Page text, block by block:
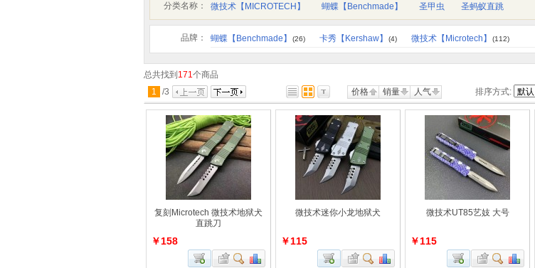
分类名称： 微技术【MICROTECH】 蝴蝶【Benchmade】 圣甲虫 圣蚂蚁直跳
品牌： 蝴蝶【Benchmade】 (26) 卡秀【Kershaw】 (4) 微技术【Microtech】 (112)
总共找到 171个商品
1
/3 价格 销量 人气 排序方式:
复刻Microtech 微技术地狱犬
直跳刀
￥158
微技术迷你小龙地狱犬
￥115
微技术UT85艺妓 大号
￥115